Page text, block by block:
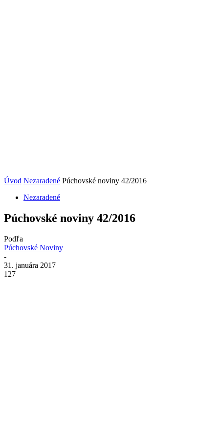
Úvod Nezaradené Púchovské noviny 42/2016
Nezaradené
Púchovské noviny 42/2016
Podľa
Púchovské Noviny
-
31. januára 2017
127